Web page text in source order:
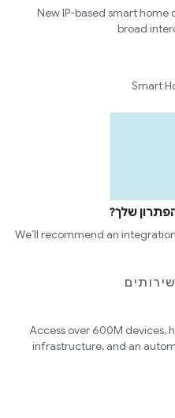
New IP-based smart
broad
שלך?
We’ll recommend an
Access over 600M devices,
infrastructure, and an